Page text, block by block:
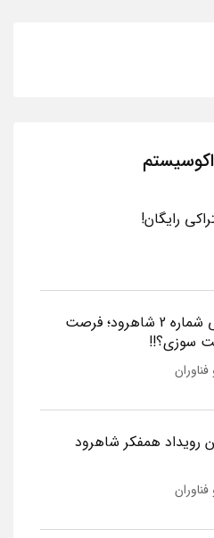
رایگان!
شهرک صنعتی شماره 2 شاهرود؛ فرصت
سوزی؟!!
رویداد همفکر شاهرود